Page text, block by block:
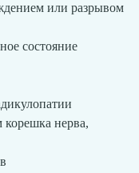
или разрывом
состояние
корешка нерва,